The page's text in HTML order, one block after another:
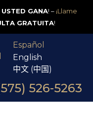
USTED GANA! – ¡Llame
GRATUITA!
Español
English
中文 (中国)
526-5263